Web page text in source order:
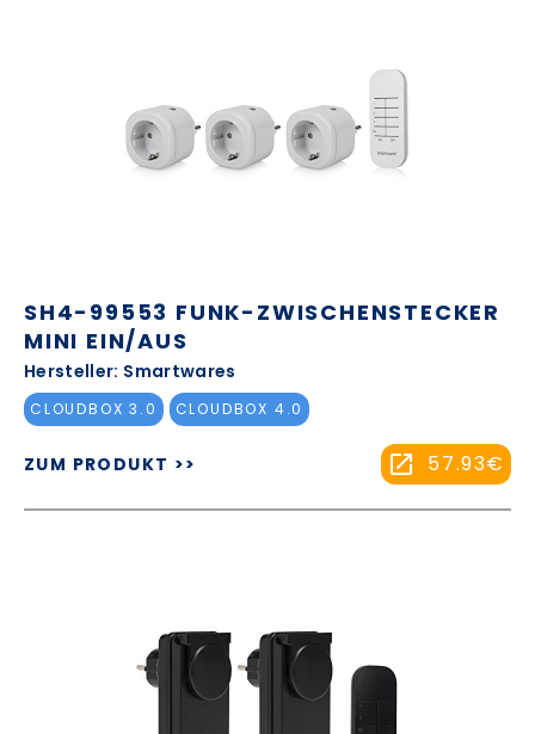
SH4-99553 FUNK-ZWISCHENSTECKER
MINI EIN/AUS
Hersteller: Smartwares
CLOUDBOX 3.0 CLOUDBOX 4.0
ZUM PRODUKT >> 57.93€